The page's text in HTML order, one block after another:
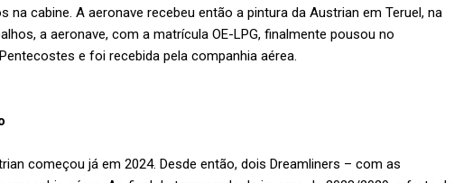
cabine. A aeronave recebeu então a pintura da Austrian em Teruel, na
a aeronave, com a matrícula OE-LPG, finalmente pousou no
e foi recebida pela companhia aérea.
começou já em 2024. Desde então, dois Dreamliners – com as